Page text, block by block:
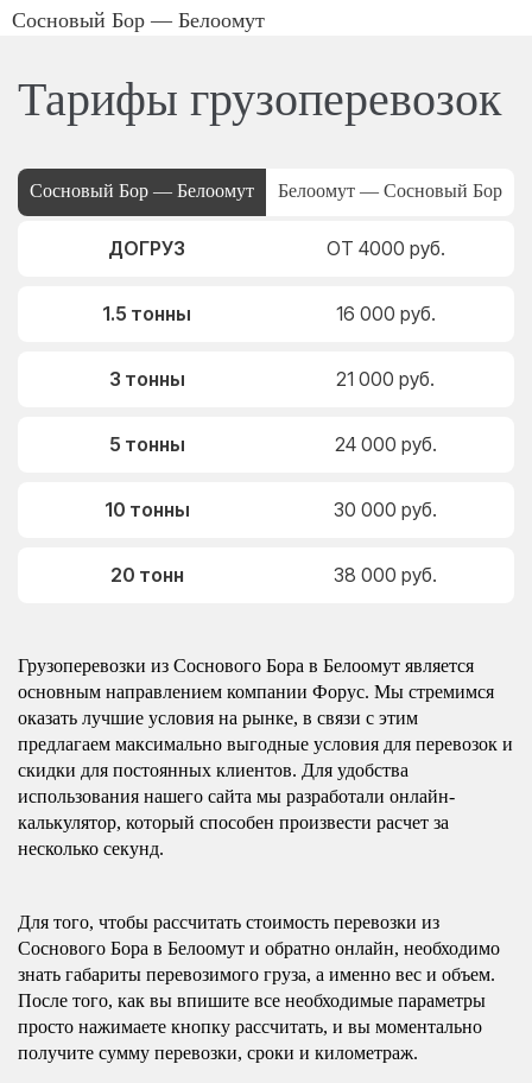
Сосновый Бор — Белоомут
Тарифы грузоперевозок
Сосновый Бор — Белоомут Белоомут — Сосновый Бор
ДОГРУЗ ОТ 4000 руб.
1.5 тонны 16 000 руб.
3 тонны 21 000 руб.
5 тонны 24 000 руб.
10 тонны 30 000 руб.
20 тонн 38 000 руб.
Грузоперевозки из Соснового Бора в Белоомут является
основным направлением компании Форус. Мы стремимся
оказать лучшие условия на рынке, в связи с этим
предлагаем максимально выгодные условия для перевозок и
скидки для постоянных клиентов. Для удобства
использования нашего сайта мы разработали онлайн-
калькулятор, который способен произвести расчет за
несколько секунд.
Для того, чтобы рассчитать стоимость перевозки из
Соснового Бора в Белоомут и обратно онлайн, необходимо
знать габариты перевозимого груза, а именно вес и объем.
После того, как вы впишите все необходимые параметры
просто нажимаете кнопку рассчитать, и вы моментально
получите сумму перевозки, сроки и километраж.